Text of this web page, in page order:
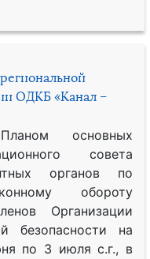
ОДКБ «Канал –
основных
совета
органов по
обороту
Организации
безопасности на
по 3 июля с.г., в